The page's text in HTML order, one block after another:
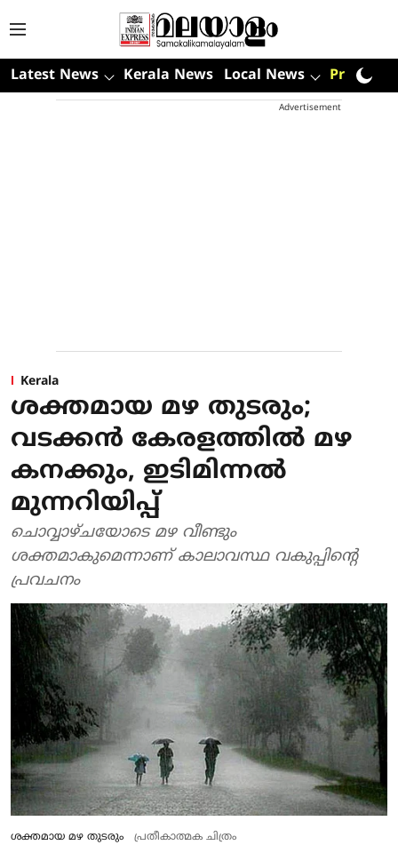
Latest News Kerala News Local News Premium
Advertisement
Kerala
ശക്തമായ മഴ തുടരും;
വടക്കന്‍ കേരളത്തില്‍ മഴ
കനക്കും, ഇടിമിന്നല്‍
മുന്നറിയിപ്പ്
ചൊവ്വാഴ്ചയോടെ മഴ വീണ്ടും
ശക്തമാകുമെന്നാണ് കാലാവസ്ഥ വകുപ്പിന്റെ
പ്രവചനം
ശക്തമായ മഴ തുടരും പ്രതീകാത്മക ചിത്രം